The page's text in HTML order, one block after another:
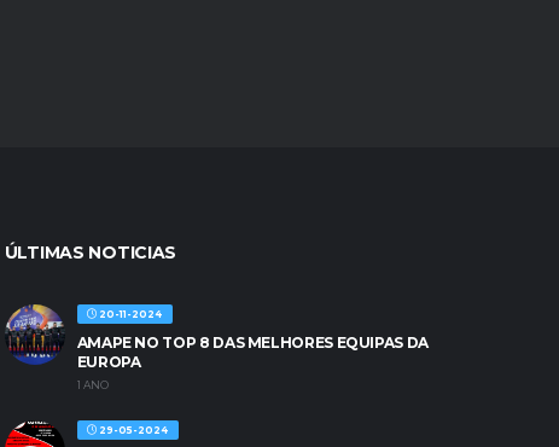
ÚLTIMAS NOTICIAS
20-11-2024
AMAPE NO TOP 8 DAS MELHORES EQUIPAS DA
EUROPA
1 ANO
29-05-2024